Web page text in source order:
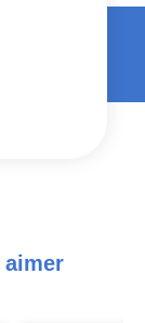
aimer